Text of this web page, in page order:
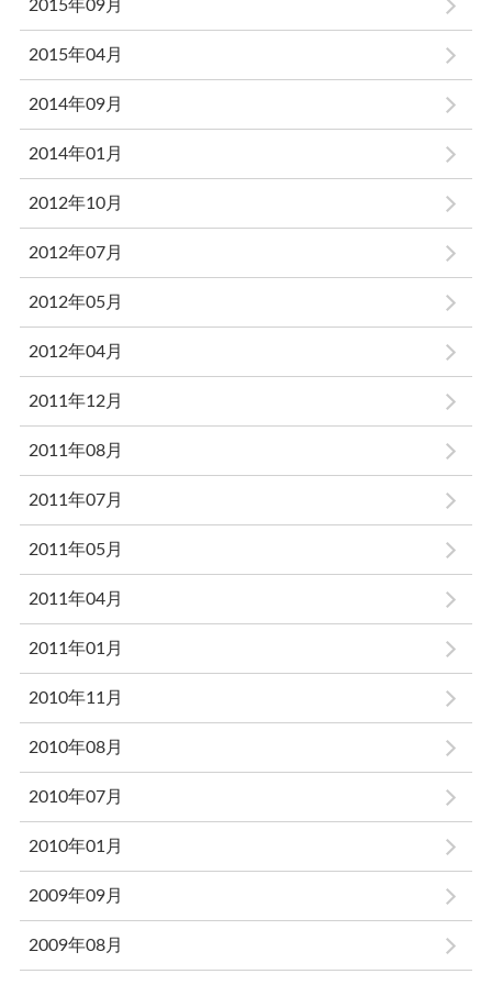
2015年09月
2015年04月
2014年09月
2014年01月
2012年10月
2012年07月
2012年05月
2012年04月
2011年12月
2011年08月
2011年07月
2011年05月
2011年04月
2011年01月
2010年11月
2010年08月
2010年07月
2010年01月
2009年09月
2009年08月